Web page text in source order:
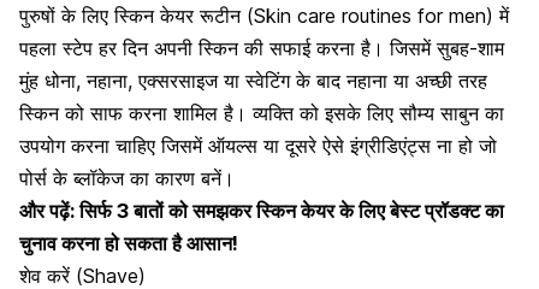
पुरुषों के लिए स्किन केयर रूटीन (Skin care routines for men) में
पहला स्टेप हर दिन अपनी स्किन की सफाई करना है। जिसमें सुबह-शाम
मुंह धोना, नहाना, एक्सरसाइज या स्वेटिंग के बाद नहाना या अच्छी तरह
स्किन को साफ करना शामिल है। व्यक्ति को इसके लिए सौम्य साबुन का
उपयोग करना चाहिए जिसमें ऑयल्स या दूसरे ऐसे इंग्रीडिएंट्स ना हो जो
पोर्स के ब्लॉकेजका कारण बनें।
और पढ़ें:सिर्फ 3 बातों को समझकर स्किन केयर के लिए बेस्ट प्रॉडक्ट का
चुनाव करना हो सकता है आसान!
शेव करें (Shave)